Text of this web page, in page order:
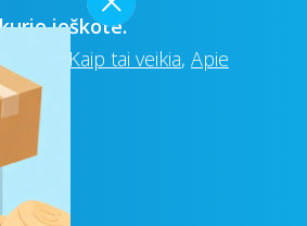
ieškote.
Kaip tai veikia, Apie